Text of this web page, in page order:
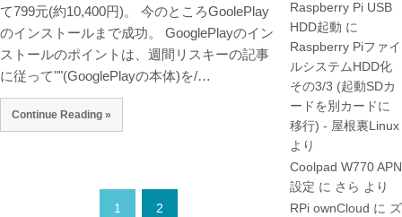
て799元(約10,400円)。 今のところGoolePlay
のインストールまで成功。 GooglePlayのイン
ストールのポイントは、週間リスキーの記事
に従って""(GooglePlayの本体)を/…
Continue Reading »
1 2
Raspberry Pi USB
HDD起動 に
Raspberry Piファイ
ルシステムHDD化
その3/3 (起動SDカ
ードを別カードに
移行) - 屋根裏Linux
より
Coolpad W770 APN
設定 に さら より
RPi ownCloud に ズ